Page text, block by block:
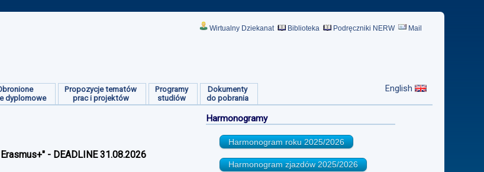
Wirtualny Dziekanat Biblioteka Podręczniki NERW Mail
dyplomowe
Propozycje tematów
prac i projektów
Programy
studiów
Dokumenty
do pobrania
English
- DEADLINE 31.08.2026
Harmonogramy
Harmonogram roku2025/2026
Harmonogram zjazdów2025/2026